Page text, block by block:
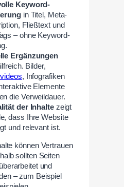
Keyword-
in Titel, Meta-
Fließtext und
– ohne Keyword-
Ergänzungen
Bilder,
, Infografiken
Elemente
die Verweildauer.
der Inhaltezeigt
dass Ihre Website
und relevant ist.
können Vertrauen
sollten Seiten
und
– zum Beispiel